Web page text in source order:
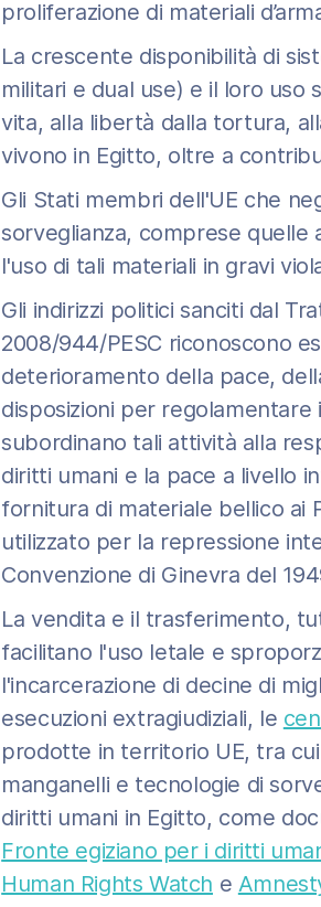
proliferazione di materiali
La crescente disponibilità di
militari e dual use) e il loro uso
vita, alla libertà dalla tortura,
vivono in Egitto, oltre a
Gli Stati membri dell'UE che
sorveglianza, comprese
l'uso di tali materiali in gravi
Gli indirizzi politici sanciti dal
2008/944/PESC riconoscono
deterioramento della pace,
disposizioni per
subordinano tali attività alla
diritti umani e la pace a livello
fornitura di materiale bellico ai
utilizzato per la repressione
Convenzione di Ginevra del
La vendita e il trasferimento,
facilitano l'uso letale e
l'incarcerazione di decine di
esecuzioni extragiudiziali, le
prodotte in territorio UE, tra
manganelli e tecnologie di
diritti umani in Egitto, come
Fronte egiziano per i diritti
Human Rights Watch e